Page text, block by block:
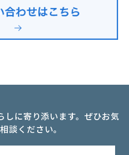
に寄り添います。ぜひお気
談ください。